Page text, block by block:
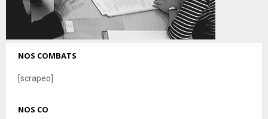
NOS COMBATS
[scrapeo]
NOS CO